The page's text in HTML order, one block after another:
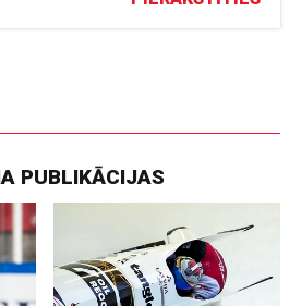
PUBLIKĀCIJAS